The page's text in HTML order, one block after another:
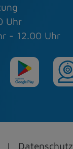
Uhr
- 12.00 Uhr
Datenschutz